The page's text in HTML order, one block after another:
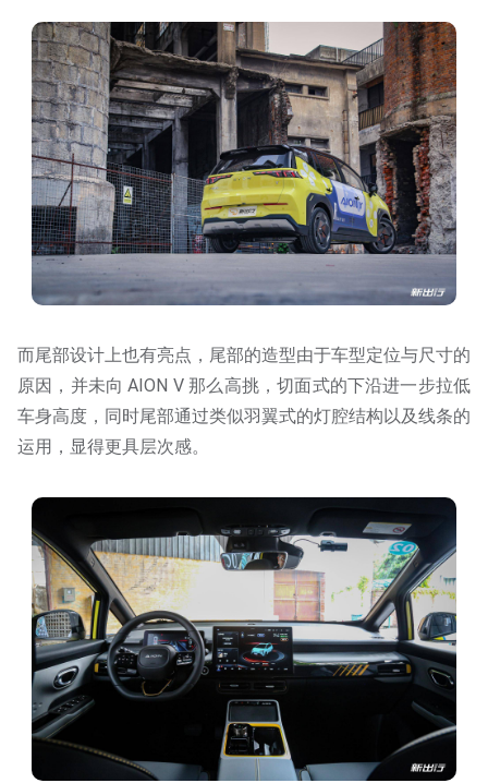
而尾部设计上也有亮点，尾部的造型由于车型定位与尺寸的
原因，并未向 AION V 那么高挑，切面式的下沿进一步拉低
车身高度，同时尾部通过类似羽翼式的灯腔结构以及线条的
运用，显得更具层次感。